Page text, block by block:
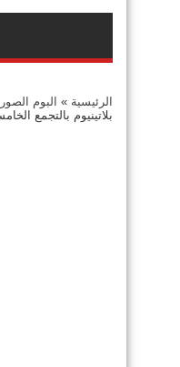
الرئيسية » البوم الصور
بلاتينيوم بالتجمع